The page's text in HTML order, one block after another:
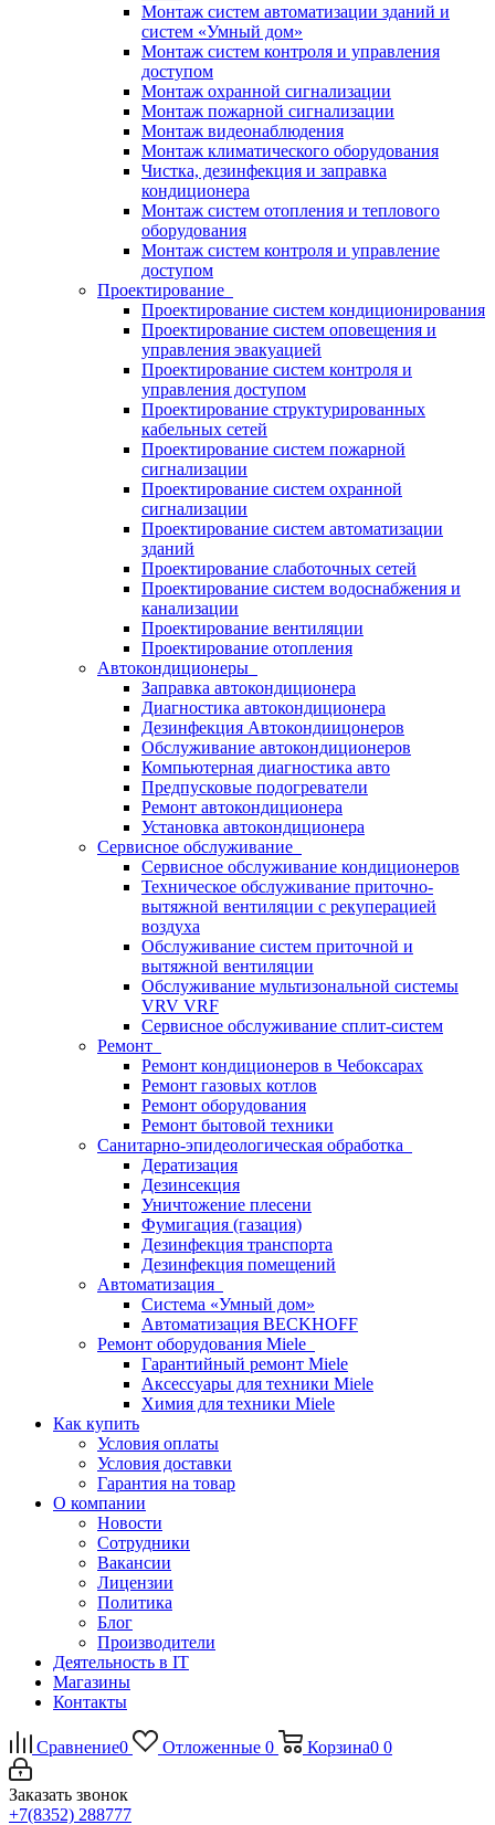
Монтаж систем автоматизации зданий и
систем «Умный дом»
Монтаж систем контроля и управления
доступом
Монтаж охранной сигнализации
Монтаж пожарной сигнализации
Монтаж видеонаблюдения
Монтаж климатического оборудования
Чистка, дезинфекция и заправка
кондиционера
Монтаж систем отопления и теплового
оборудования
Монтаж систем контроля и управление
доступом
Проектирование
Проектирование систем кондиционирования
Проектирование систем оповещения и
управления эвакуацией
Проектирование систем контроля и
управления доступом
Проектирование структурированных
кабельных сетей
Проектирование систем пожарной
сигнализации
Проектирование систем охранной
сигнализации
Проектирование систем автоматизации
зданий
Проектирование слаботочных сетей
Проектирование систем водоснабжения и
канализации
Проектирование вентиляции
Проектирование отопления
Автокондиционеры
Заправка автокондиционера
Диагностика автокондиционера
Дезинфекция Автокондиицонеров
Обслуживание автокондиционеров
Компьютерная диагностика авто
Предпусковые подогреватели
Ремонт автокондиционера
Установка автокондиционера
Сервисное обслуживание
Сервисное обслуживание кондиционеров
Техническое обслуживание приточно-
вытяжной вентиляции с рекуперацией
воздуха
Обслуживание систем приточной и
вытяжной вентиляции
Обслуживание мультизональной системы
VRV VRF
Сервисное обслуживание сплит-систем
Ремонт
Ремонт кондиционеров в Чебоксарах
Ремонт газовых котлов
Ремонт оборудования
Ремонт бытовой техники
Санитарно-эпидеологическая обработка
Дератизация
Дезинсекция
Уничтожение плесени
Фумигация (газация)
Дезинфекция транспорта
Дезинфекция помещений
Автоматизация
Система «Умный дом»
Автоматизация BECKHOFF
Ремонт оборудования Miele
Гарантийный ремонт Miele
Аксессуары для техники Miele
Химия для техники Miele
Как купить
Условия оплаты
Условия доставки
Гарантия на товар
О компании
Новости
Сотрудники
Вакансии
Лицензии
Политика
Блог
Производители
Деятельность в IT
Магазины
Контакты
Сравнение0 Отложенные 0 Корзина0 0
Заказать звонок
+7(8352) 288777